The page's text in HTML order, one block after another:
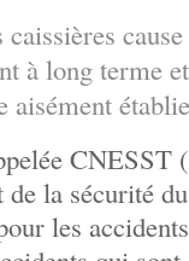
à long terme
aisément
CNESST
de la sécurité
les